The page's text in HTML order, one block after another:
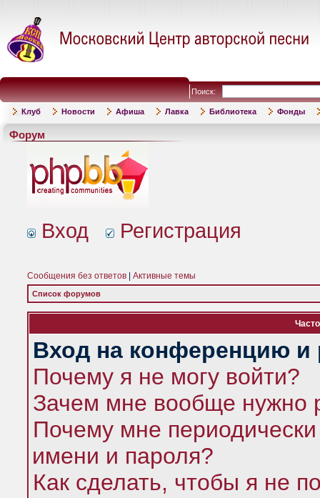
Поиск:
Клуб Новости Афиша Лавка Библиотека Фонды
Форум
Вход Регистрация
Сообщения без ответов Активные темы
Список форумов
Вход на конференцию и
Почему я не могу войти?
Зачем мне вообще нужно
Почему мне
имени и пароля?
Как сделать, чтобы я не